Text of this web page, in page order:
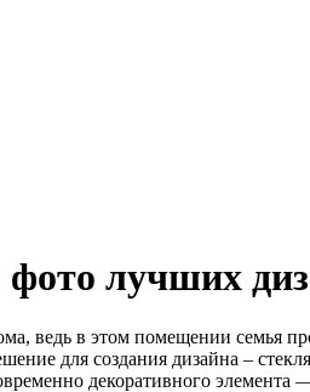
лучших
ведь в этом помещении семья
для создания дизайна –
декоративного